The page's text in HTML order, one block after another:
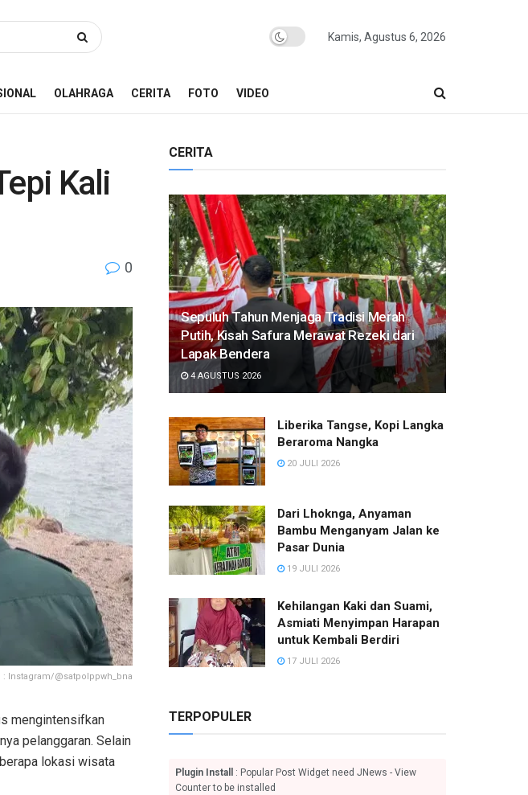
Kamis, Agustus 6, 2026
OLAHRAGA CERITA FOTO VIDEO
Kali
0
Instagram/@satpolppwh_bna
mengintensifkan
pelanggaran. Selain
lokasi wisata
CERITA
Sepuluh Tahun Menjaga Tradisi Merah
Putih, Kisah Safura Merawat Rezeki dari
Lapak Bendera
4 AGUSTUS 2026
Liberika Tangse, Kopi Langka
Beraroma Nangka
20 JULI 2026
Dari Lhoknga, Anyaman
Bambu Menganyam Jalan ke
Pasar Dunia
19 JULI 2026
Kehilangan Kaki dan Suami,
Asmiati Menyimpan Harapan
untuk Kembali Berdiri
17 JULI 2026
TERPOPULER
Plugin Install
: Popular Post Widget need JNews - View
Counter to be installed